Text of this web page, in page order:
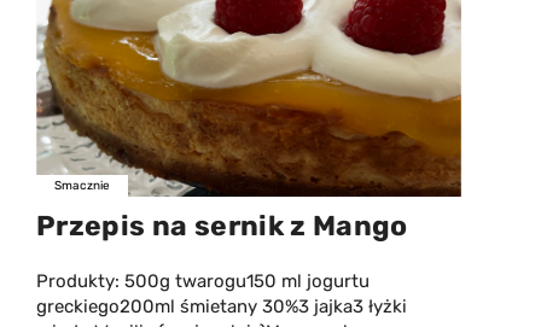
Smacznie
Przepis na sernik z Mango
Produkty: 500g twarogu150 ml jogurtu
greckiego200ml śmietany 30%3 jajka3 łyżki